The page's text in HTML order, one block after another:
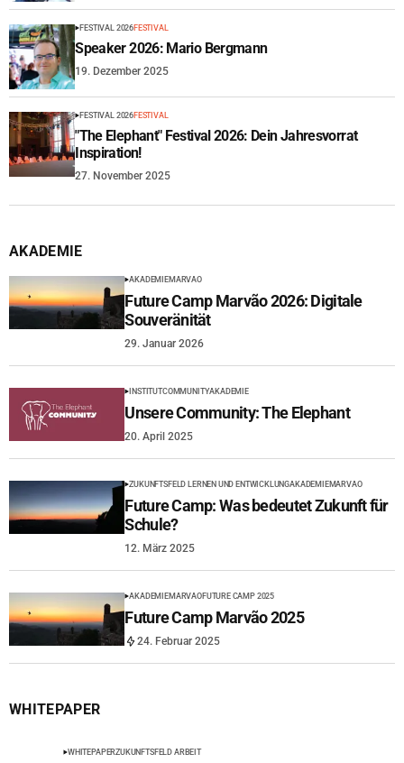
FESTIVAL 2026FESTIVAL
Speaker 2026: Mario Bergmann
19. Dezember 2025
FESTIVAL 2026FESTIVAL
"The Elephant" Festival 2026: Dein Jahresvorrat
Inspiration!
27. November 2025
AKADEMIE
AKADEMIEMARVAO
Future Camp Marvão 2026: Digitale
Souveränität
29. Januar 2026
INSTITUTCOMMUNITYAKADEMIE
Unsere Community: The Elephant
20. April 2025
ZUKUNFTSFELD LERNEN UND ENTWICKLUNGAKADEMIEMARVAO
Future Camp: Was bedeutet Zukunft für
Schule?
12. März 2025
AKADEMIEMARVAOFUTURE CAMP 2025
Future Camp Marvão 2025
24. Februar 2025
WHITEPAPER
WHITEPAPERZUKUNFTSFELD ARBEIT